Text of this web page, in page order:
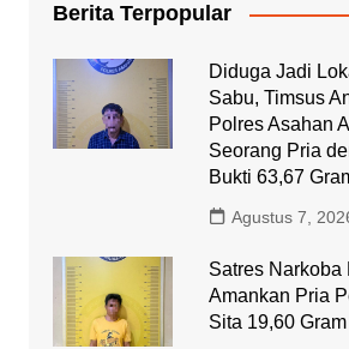
Berita Terpopular
Diduga Jadi
Sabu, Timsus
Polres Asahan
Seorang Pria
Bukti 63,67
Agustus 7,
Satres Narkoba
Amankan Pria
Sita 19,60